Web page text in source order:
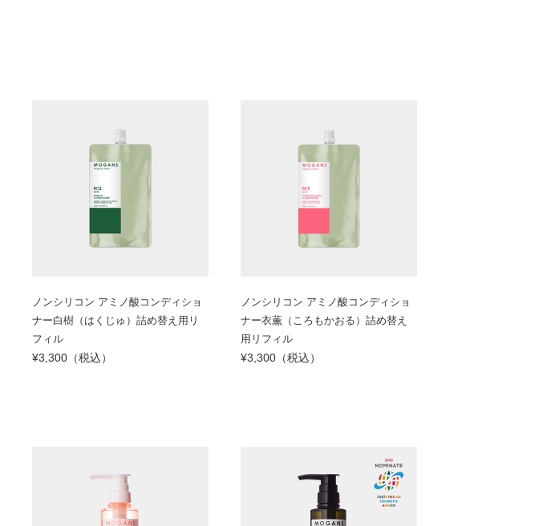
ノンシリコン アミノ酸コンディショ
ナー白樹（はくじゅ）詰め替え用リ
フィル
¥3,300（税込）
ノンシリコン アミノ酸コンディショ
ナー衣薫（ころもかおる）詰め替え
用リフィル
¥3,300（税込）